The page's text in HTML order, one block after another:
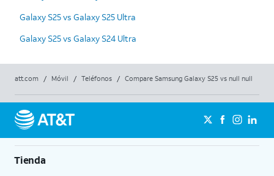
Galaxy S25 vs Galaxy S25 Ultra
Galaxy S25 vs Galaxy S24 Ultra
att.com / Móvil / Teléfonos / Compare Samsung Galaxy S25 vs null null
Tienda